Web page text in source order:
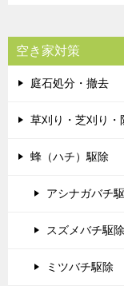
空き家対策
庭石処分・撤去
草刈り・芝刈り・
蜂（ハチ）駆除
アシナガバチ
スズメバチ駆除
ミツバチ駆除